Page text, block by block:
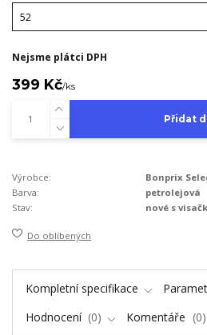
Nejsme plátci DPH
399 Kč/ks
Přidat
Výrobce:
Bonprix
Barva:
petrolejová
Stav:
nové s
Do oblíbených
Kompletní specifikace
Hodnocení
0 Komentáře 0